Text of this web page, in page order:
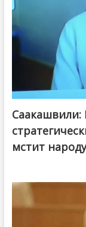
Саакашвили:
мстит народу